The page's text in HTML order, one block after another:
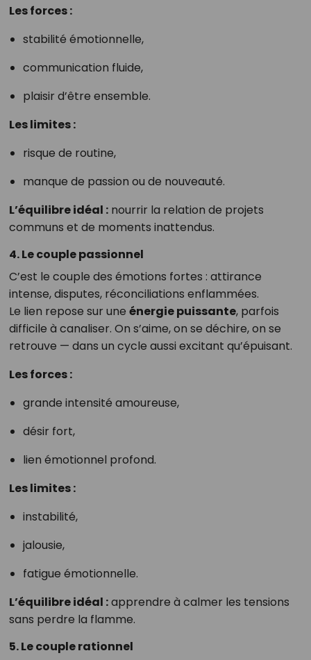
Les forces :
stabilité émotionnelle,
communication fluide,
plaisir d’être ensemble.
Les limites :
risque de routine,
manque de passion ou de nouveauté.
L’équilibre idéal :nourrir la relation de projets
communs et de moments inattendus.
4. Le couple passionnel
C’est le couple des émotions fortes : attirance
intense, disputes, réconciliations enflammées.
Le lien repose sur une énergie puissante, parfois
difficile à canaliser. On s’aime, on se déchire, on se
retrouve — dans un cycle aussi excitant qu’épuisant.
Les forces :
grande intensité amoureuse,
désir fort,
lien émotionnel profond.
Les limites :
instabilité,
jalousie,
fatigue émotionnelle.
L’équilibre idéal :apprendre à calmer les tensions
sans perdre la flamme.
5. Le couple rationnel